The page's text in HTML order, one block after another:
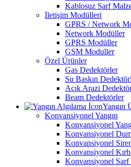
Kablosuz Sarf
İletişim Modülleri
GPRS / Network
Network Modüller
GPRS Modüller
GSM Moduller
Özel Ürünler
Gas Dedektörler
Su Baskın
Açık Arazi
Beam Dedektörler
Yangın
Konvansiyonel Yangın
Konvansiyonel
Konvansiyonel
Konvansiyonel
Konvansiyonel
Konvansiyonel Sarf